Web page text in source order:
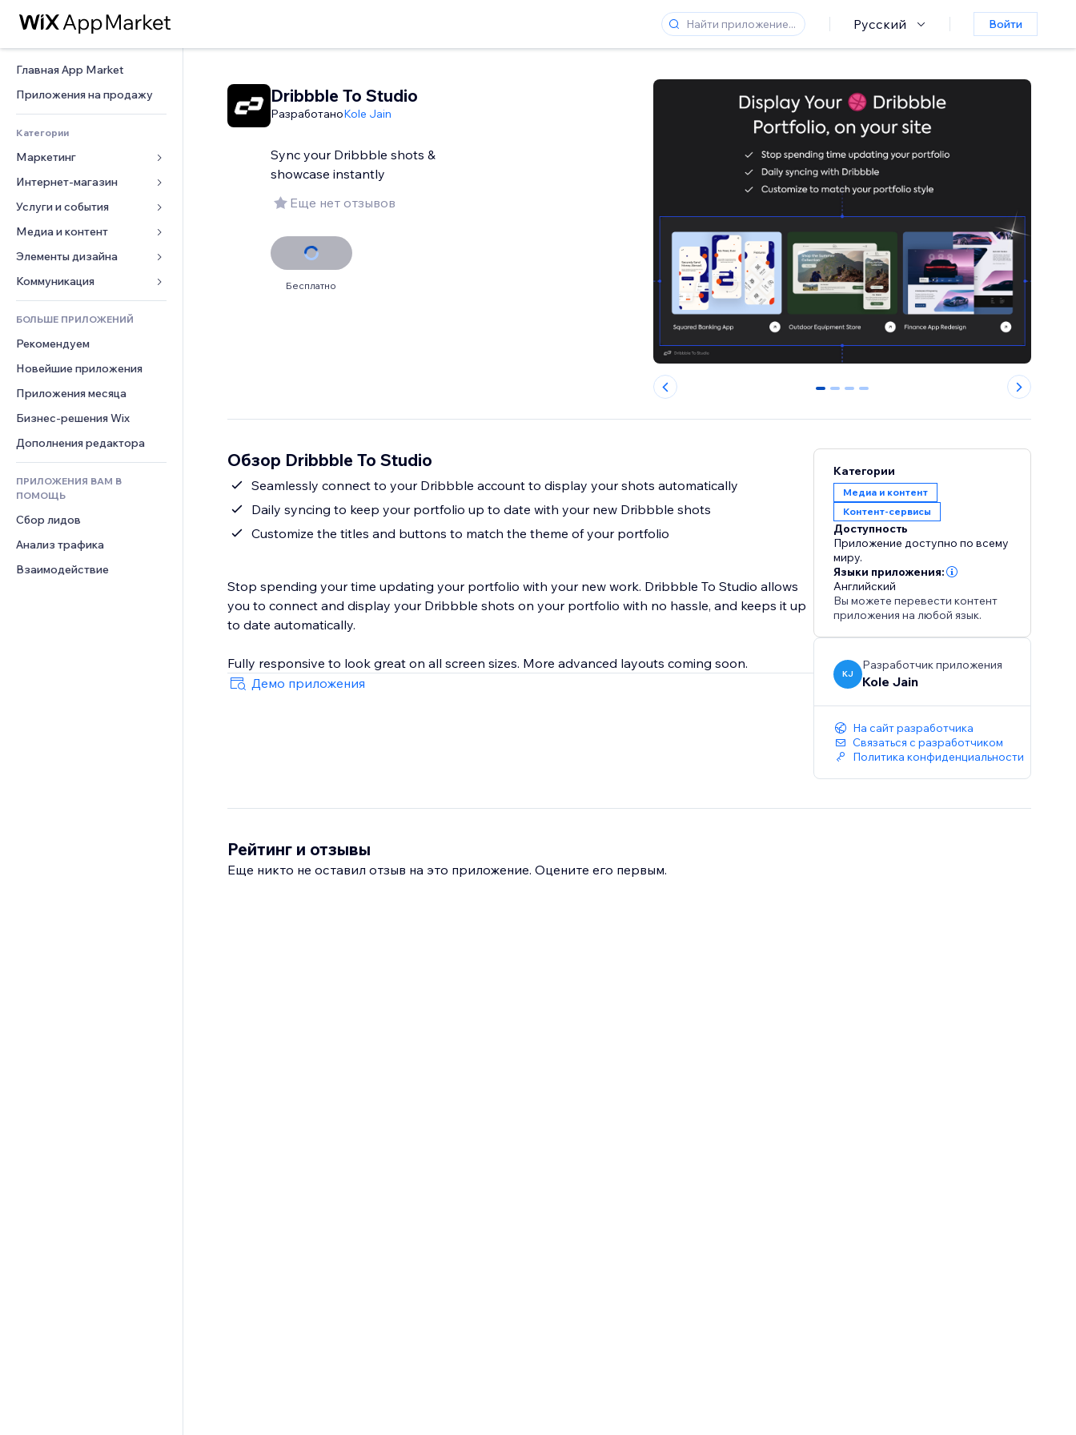
Русский Войти
Главная App Market
Приложения на продажу
Категории
Маркетинг
Реклама
Моб. версия
Веб-аналитика
Списки сайтов
Эл. почта
Интернет-магазин
Приложения для магазинов
Доставка
Кнопки продаж
Бухгалтерский учет
Купоны и лояльность
Складские услуги
Еда и напитки
Услуги и события
Отели
События
Рестораны
Недвижимость
Онлайн-запись
Медиа и контент
Галерея
Музыка
Подкасты
Фотография
Видео
PDF
Обмен файлами
Новости
Элементы дизайна
Карты и навигация
Конфиденциальность и
безопасность
Часы
Баннеры и значки
Калькуляторы
Погода
Графики и таблицы
Формы
Опросы
Чат
Комментарии
Телефон
Сообщество
Отзывы и комментарии
Управление отношениями с
клиентом (CRM)
БОЛЬШЕ ПРИЛОЖЕНИЙ
Рекомендуем
Новейшие приложения
Приложения месяца
Бизнес-решения Wix
Дополнения редактора
ПРИЛОЖЕНИЯ ВАМ В
ПОМОЩЬ
Сбор лидов
Анализ трафика
Взаимодействие
Dribbble To Studio
РазработаноKole Jain
Sync your Dribbble shots &
showcase instantly
Еще нет отзывов
Бесплатно
0 1 2 3
Обзор Dribbble To Studio
Seamlessly connect to your Dribbble account to display your shots automatically
Daily syncing to keep your portfolio up to date with your new Dribbble shots
Customize the titles and buttons to match the theme of your portfolio
Stop spending your time updating your portfolio with your new work. Dribbble To Studio allows
you to connect and display your Dribbble shots on your portfolio with no hassle, and keeps it up
to date automatically.
Fully responsive to look great on all screen sizes. More advanced layouts coming soon.
Демо приложения
Категории
Медиа и контент
Контент-сервисы
Доступность
Приложение доступно по всему
миру.
Языки приложения:
Английский
Вы можете перевести контент
приложения на любой язык.
KJ
Разработчик приложения
Kole Jain
На сайт разработчика
Связаться с разработчиком
Политика конфиденциальности
Рейтинг и отзывы
Еще никто не оставил отзыв на это приложение. Оцените его первым.